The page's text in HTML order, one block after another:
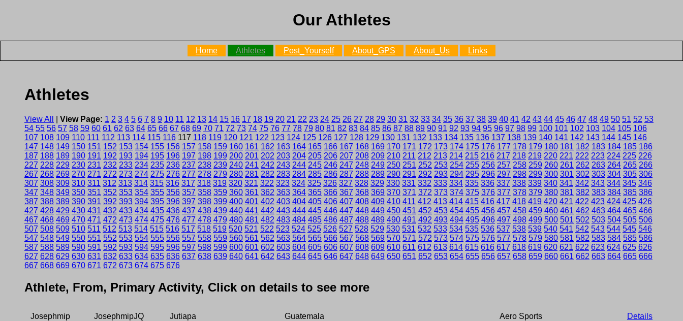
Our Athletes
Home Athletes Post_Yourself About_GPS About_Us Links
Athletes
View All View Page: 1 2 3 4 5 6 7 8 9 10 11 12 13 14 15 16 17 18 19 20 21 22 23 24 25 26 27 28 29 30 31 32 33 34 35 36 37 38 39 40 41 42 43 44 45 46 47 48 49 50 51 52 53
54 55 56 57 58 59 60 61 62 63 64 65 66 67 68 69 70 71 72 73 74 75 76 77 78 79 80 81 82 83 84 85 86 87 88 89 90 91 92 93 94 95 96 97 98 99 100 101 102 103 104 105 106
107 108 109 110 111 112 113 114 115 116 117 118 119 120 121 122 123 124 125 126 127 128 129 130 131 132 133 134 135 136 137 138 139 140 141 142 143 144 145 146
147 148 149 150 151 152 153 154 155 156 157 158 159 160 161 162 163 164 165 166 167 168 169 170 171 172 173 174 175 176 177 178 179 180 181 182 183 184 185 186
187 188 189 190 191 192 193 194 195 196 197 198 199 200 201 202 203 204 205 206 207 208 209 210 211 212 213 214 215 216 217 218 219 220 221 222 223 224 225 226
227 228 229 230 231 232 233 234 235 236 237 238 239 240 241 242 243 244 245 246 247 248 249 250 251 252 253 254 255 256 257 258 259 260 261 262 263 264 265 266
267 268 269 270 271 272 273 274 275 276 277 278 279 280 281 282 283 284 285 286 287 288 289 290 291 292 293 294 295 296 297 298 299 300 301 302 303 304 305 306
307 308 309 310 311 312 313 314 315 316 317 318 319 320 321 322 323 324 325 326 327 328 329 330 331 332 333 334 335 336 337 338 339 340 341 342 343 344 345 346
347 348 349 350 351 352 353 354 355 356 357 358 359 360 361 362 363 364 365 366 367 368 369 370 371 372 373 374 375 376 377 378 379 380 381 382 383 384 385 386
387 388 389 390 391 392 393 394 395 396 397 398 399 400 401 402 403 404 405 406 407 408 409 410 411 412 413 414 415 416 417 418 419 420 421 422 423 424 425 426
427 428 429 430 431 432 433 434 435 436 437 438 439 440 441 442 443 444 445 446 447 448 449 450 451 452 453 454 455 456 457 458 459 460 461 462 463 464 465 466
467 468 469 470 471 472 473 474 475 476 477 478 479 480 481 482 483 484 485 486 487 488 489 490 491 492 493 494 495 496 497 498 499 500 501 502 503 504 505 506
507 508 509 510 511 512 513 514 515 516 517 518 519 520 521 522 523 524 525 526 527 528 529 530 531 532 533 534 535 536 537 538 539 540 541 542 543 544 545 546
547 548 549 550 551 552 553 554 555 556 557 558 559 560 561 562 563 564 565 566 567 568 569 570 571 572 573 574 575 576 577 578 579 580 581 582 583 584 585 586
587 588 589 590 591 592 593 594 595 596 597 598 599 600 601 602 603 604 605 606 607 608 609 610 611 612 613 614 615 616 617 618 619 620 621 622 623 624 625 626
627 628 629 630 631 632 633 634 635 636 637 638 639 640 641 642 643 644 645 646 647 648 649 650 651 652 653 654 655 656 657 658 659 660 661 662 663 664 665 666
667 668 669 670 671 672 673 674 675 676
Athlete, From, Primary Activity, Click on details to see more
Josephmip JosephmipJQ Jutiapa Guatemala Aero Sports Details